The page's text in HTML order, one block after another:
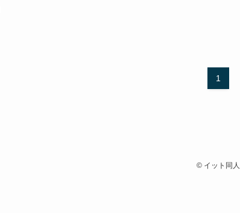
1
© イット同人